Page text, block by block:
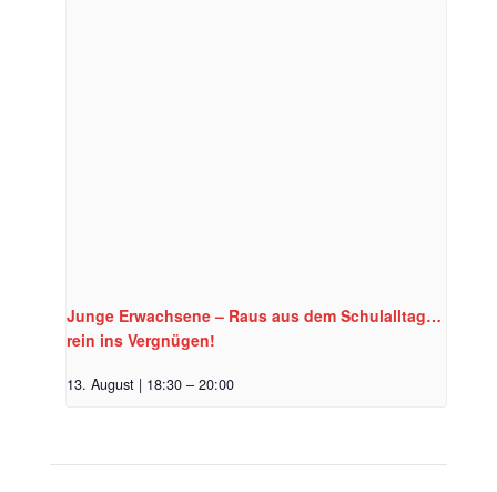
Junge Erwachsene – Raus aus dem Schulalltag…
rein ins Vergnügen!
13. August | 18:30 – 20:00